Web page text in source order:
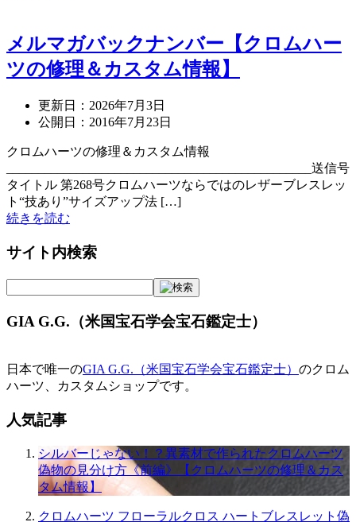
メルマガバックナンバー【クロムハー
ツの修理＆カスタム情報】
更新日： 2026年7月3日
公開日： 2016年7月23日
クロムハーツの修理＆カスタム情報
________________________________________________送信号
タイトル 第268号クロムハーツならではのレザーブレスレッ
ト“技あり”サイズアップ法 […]
続きを読む
サイト内検索
GIA G.G.（米国宝石学会宝石鑑定士）
日本で唯一のGIA G.G.（米国宝石学会宝石鑑定士） のクロム
ハーツ、カスタムショップです。
人気記事
シルバーじゃない！？異素材で作られたクロムハーツ
偽物の見分け方《前編》【クロムハーツの修理＆カス
タム情報】
クロムハーツ フローラルクロス ハートブレスレット偽